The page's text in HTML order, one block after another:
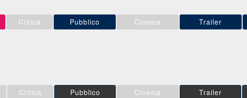
Critica Pubblico Cinema Trailer
Critica Pubblico Cinema Trailer